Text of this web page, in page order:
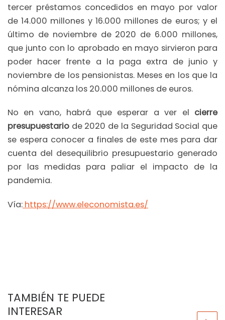
tercer préstamos concedidos en mayo por valor
de 14.000 millones y 16.000 millones de euros; y el
último de noviembre de 2020 de 6.000 millones,
que junto con lo aprobado en mayo sirvieron para
poder hacer frente a la paga extra de junio y
noviembre de los pensionistas. Meses en los que la
nómina alcanza los 20.000 millones de euros.
No en vano, habrá que esperar a ver el cierre
presupuestario de 2020 de la Seguridad Social que
se espera conocer a finales de este mes para dar
cuenta del desequilibrio presupuestario generado
por las medidas para paliar el impacto de la
pandemia.
Vía: https://www.eleconomista.es/
TAMBIÉN TE PUEDE
INTERESAR